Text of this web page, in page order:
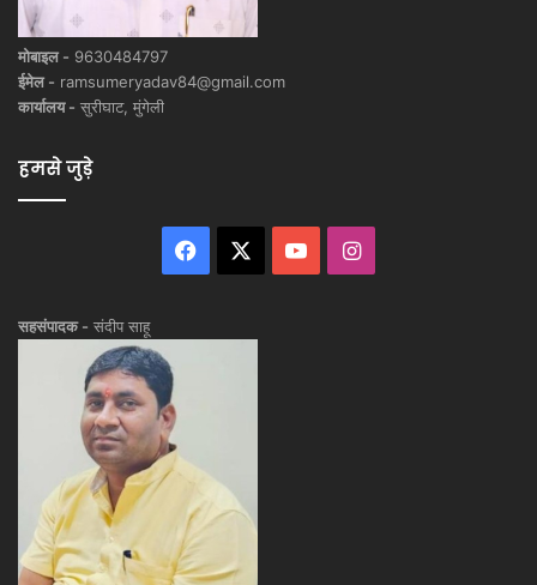
मोबाइल - 9630484797
ईमेल - ramsumeryadav84@gmail.com
कार्यालय - सुरीघाट, मुंगेली
हमसे जुड़े
Facebook YouTubeInstagram
सहसंपादक - संदीप साहू